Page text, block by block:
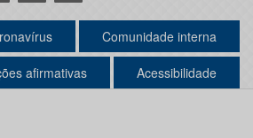
Comunidade interna
afirmativas Acessibilidade